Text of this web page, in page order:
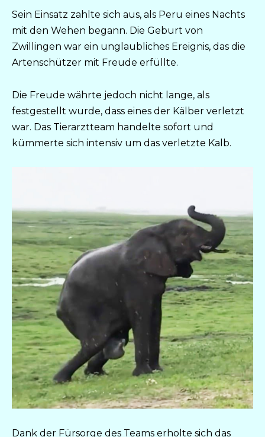
Sein Einsatz zahlte sich aus, als Peru eines Nachts
mit den Wehen begann. Die Geburt von
Zwillingen war ein unglaubliches Ereignis, das die
Artenschützer mit Freude erfüllte.
Die Freude währte jedoch nicht lange, als
festgestellt wurde, dass eines der Kälber verletzt
war. Das Tierarztteam handelte sofort und
kümmerte sich intensiv um das verletzte Kalb.
Dank der Fürsorge des Teams erholte sich das